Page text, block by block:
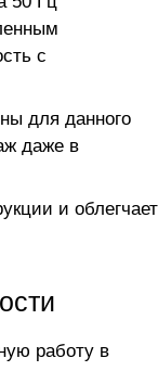
с
для данного
даже в
и облегчает
работу в